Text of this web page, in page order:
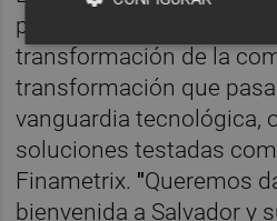
profesionales en el
transformación de la
transformación que
vanguardia tecnológica,
soluciones testadas
Finametrix. "Queremos
bienvenida a Salvador y